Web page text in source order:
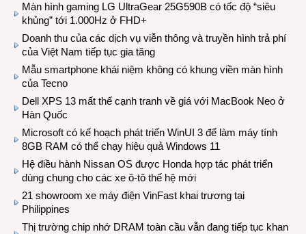
Màn hình gaming LG UltraGear 25G590B có tốc độ “siêu
khủng” tới 1.000Hz ở FHD+
Doanh thu của các dịch vụ viễn thông và truyền hình trả phí
của Việt Nam tiếp tục gia tăng
Mẫu smartphone khái niệm không có khung viền màn hình
của Tecno
Dell XPS 13 mất thế cạnh tranh về giá với MacBook Neo ở
Hàn Quốc
Microsoft có kế hoạch phát triển WinUI 3 để làm máy tính
8GB RAM có thể chạy hiệu quả Windows 11
Hệ điều hành Nissan OS được Honda hợp tác phát triển
dùng chung cho các xe ô-tô thế hệ mới
21 showroom xe máy điện VinFast khai trương tại
Philippines
Thị trường chip nhớ DRAM toàn cầu vẫn đang tiếp tục khan